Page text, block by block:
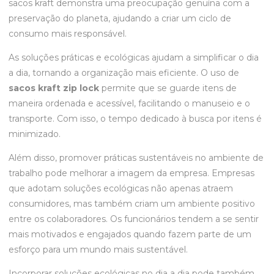
sacos kraft demonstra uma preocupação genuína com a
preservação do planeta, ajudando a criar um ciclo de
consumo mais responsável.
As soluções práticas e ecológicas ajudam a simplificar o dia
a dia, tornando a organização mais eficiente. O uso de
sacos kraft zip lock permite que se guarde itens de
maneira ordenada e acessível, facilitando o manuseio e o
transporte. Com isso, o tempo dedicado à busca por itens é
minimizado.
Além disso, promover práticas sustentáveis no ambiente de
trabalho pode melhorar a imagem da empresa. Empresas
que adotam soluções ecológicas não apenas atraem
consumidores, mas também criam um ambiente positivo
entre os colaboradores. Os funcionários tendem a se sentir
mais motivados e engajados quando fazem parte de um
esforço para um mundo mais sustentável.